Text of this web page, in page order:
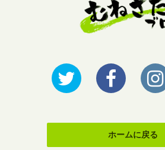
ホームに戻る